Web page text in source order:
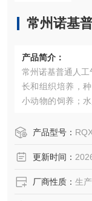
常州诺基
产品简介：
常州诺基普通人
长和组织培养，
小动物的饲养；
的试验设备。
产品型号：
更新时间：
厂商性质： 生